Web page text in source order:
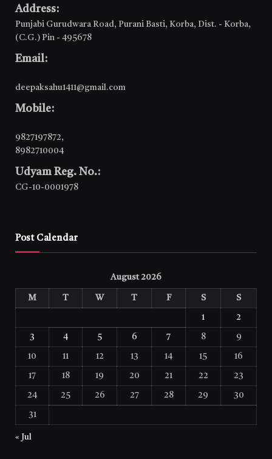
Address:
Punjabi Gurudwara Road, Purani Basti, Korba, Dist. - Korba,
(C.G.) Pin - 495678
Email:
deepaksahu1411@gmail.com
Mobile:
9827197872,
8982710004
Udyam Reg. No.:
CG-10-0001978
Post Calendar
August 2026
M T W T F S S
1 2
3 4 5 6 7 8 9
10 11 12 13 14 15 16
17 18 19 20 21 22 23
24 25 26 27 28 29 30
31
« Jul